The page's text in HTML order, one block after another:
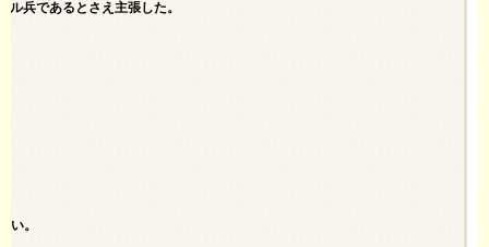
ル兵であるとさえ主張した。
い。